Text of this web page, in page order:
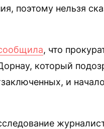
поэтому нельзя
, что
который
и